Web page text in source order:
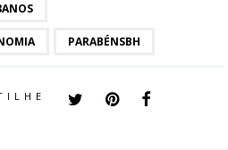
PARABÉNSBH